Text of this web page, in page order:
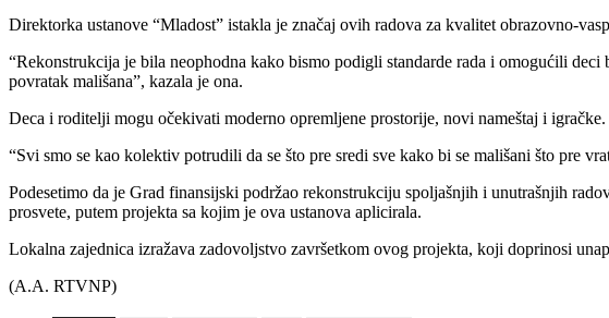
Direktorka ustanove “Mladost” istakla je značaj ovih radova za kvalitet obrazovno-
“Rekonstrukcija je bila neophodna kako bismo podigli standarde rada i omogućili
povratak mališana”, kazala je ona.
Deca i roditelji mogu očekivati moderno opremljene prostorije, novi nameštaj i
“Svi smo se kao kolektiv potrudili da se što pre sredi sve kako bi se mališani što pre
Podesetimo da je Grad finansijski podržao rekonstrukciju spoljašnjih i unutrašnjih
prosvete, putem projekta sa kojim je ova ustanova aplicirala.
Lokalna zajednica izražava zadovoljstvo završetkom ovog projekta, koji doprinosi
(A.A. RTVNP)